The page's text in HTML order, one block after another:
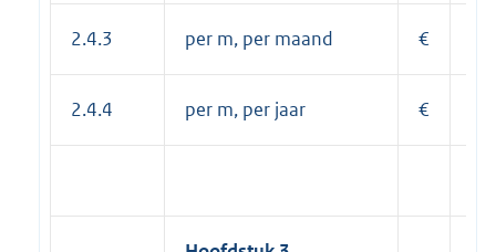
2.4.3 per m, per maand €
2.4.4 per m, per jaar €